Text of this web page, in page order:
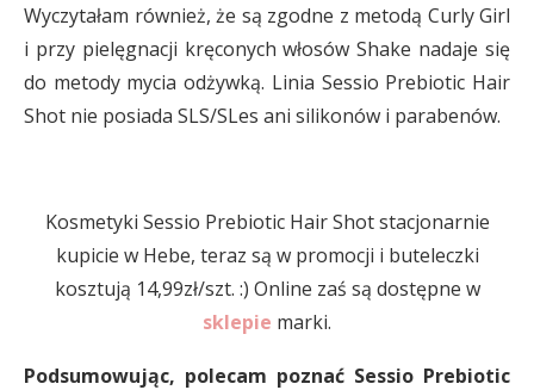
Wyczytałam również, że są zgodne z metodą Curly Girl
i przy pielęgnacji kręconych włosów Shake nadaje się
do metody mycia odżywką. Linia Sessio Prebiotic Hair
Shot nie posiada SLS/SLes ani silikonów i parabenów.
Kosmetyki Sessio Prebiotic Hair Shot stacjonarnie
kupicie w Hebe, teraz są w promocji i buteleczki
kosztują 14,99zł/szt. :) Online zaś są dostępne w
sklepie marki.
Podsumowując, polecam poznać Sessio Prebiotic